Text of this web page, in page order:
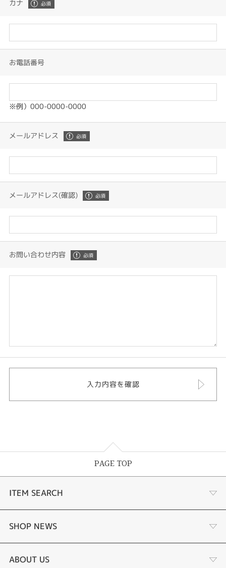
カナ
お電話番号
※例）000-0000-0000
メールアドレス
メールアドレス(確認)
お問い合わせ内容
PAGE TOP
ITEM SEARCH
ナチュラルパール
サンゴパールネックレス
SHOP NEWS
二十歳のお祝いに
ABOUT US